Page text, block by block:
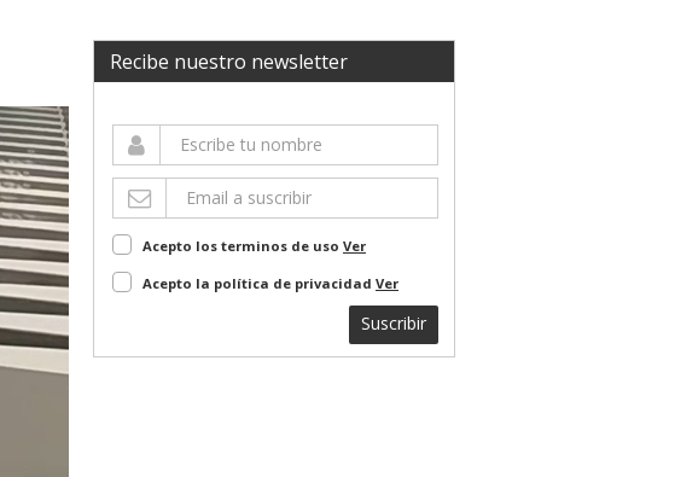
Recibe nuestro newsletter
Acepto los terminos de uso Ver
Acepto la política de privacidad Ver
Suscribir